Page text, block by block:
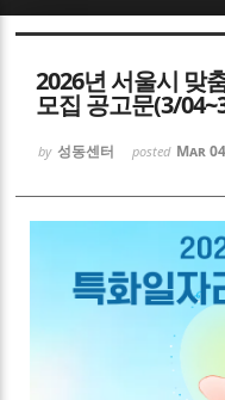
2026년 서울시 맞
모집 공고문(3/
by 성동센터 posted Mar